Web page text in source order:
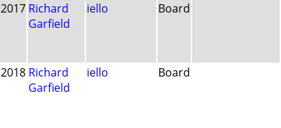
2017 Richard
Garfield
iello Board
2018 Richard
Garfield
iello Board